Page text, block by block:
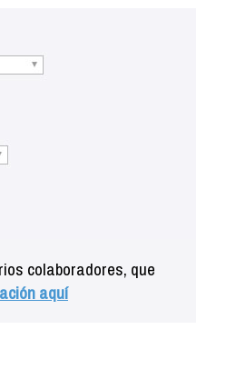
colaboradores, que
aquí